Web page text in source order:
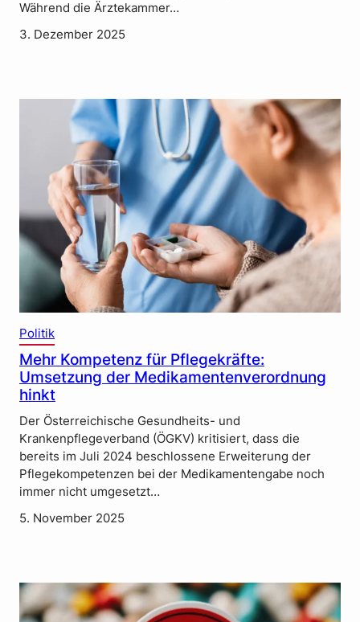
Während die Ärztekammer…
3. Dezember 2025
Politik
Mehr Kompetenz für Pflegekräfte:
Umsetzung der Medikamentenverordnung
hinkt
Der Österreichische Gesundheits- und
Krankenpflegeverband (ÖGKV) kritisiert, dass die
bereits im Juli 2024 beschlossene Erweiterung der
Pflegekompetenzen bei der Medikamentengabe noch
immer nicht umgesetzt…
5. November 2025